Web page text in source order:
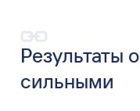
Результаты
сильными